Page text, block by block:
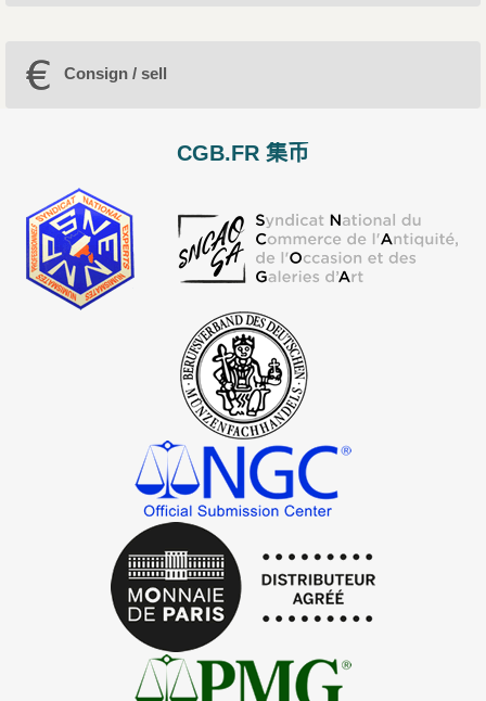
Consign / sell
CGB.FR 集币